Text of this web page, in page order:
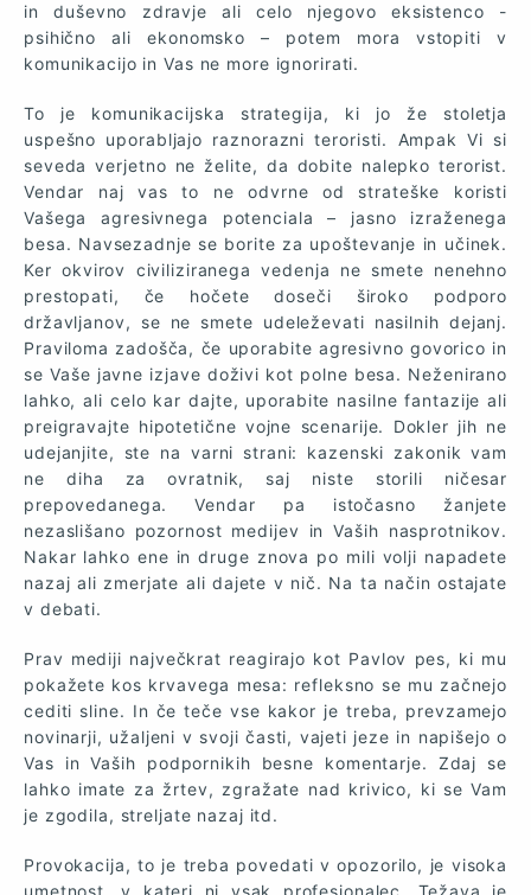
in duševno zdravje ali celo njegovo eksistenco -
psihično ali ekonomsko – potem mora vstopiti v
komunikacijo in Vas ne more ignorirati.
To je komunikacijska strategija, ki jo že stoletja
uspešno uporabljajo raznorazni teroristi. Ampak Vi si
seveda verjetno ne želite, da dobite nalepko terorist.
Vendar naj vas to ne odvrne od strateške koristi
Vašega agresivnega potenciala – jasno izraženega
besa. Navsezadnje se borite za upoštevanje in učinek.
Ker okvirov civiliziranega vedenja ne smete nenehno
prestopati, če hočete doseči široko podporo
državljanov, se ne smete udeleževati nasilnih dejanj.
Praviloma zadošča, če uporabite agresivno govorico in
se Vaše javne izjave doživi kot polne besa. Neženirano
lahko, ali celo kar dajte, uporabite nasilne fantazije ali
preigravajte hipotetične vojne scenarije. Dokler jih ne
udejanjite, ste na varni strani: kazenski zakonik vam
ne diha za ovratnik, saj niste storili ničesar
prepovedanega. Vendar pa istočasno žanjete
nezaslišano pozornost medijev in Vaših nasprotnikov.
Nakar lahko ene in druge znova po mili volji napadete
nazaj ali zmerjate ali dajete v nič. Na ta način ostajate
v debati.
Prav mediji največkrat reagirajo kot Pavlov pes, ki mu
pokažete kos krvavega mesa: refleksno se mu začnejo
cediti sline. In če teče vse kakor je treba, prevzamejo
novinarji, užaljeni v svoji časti, vajeti jeze in napišejo o
Vas in Vaših podpornikih besne komentarje. Zdaj se
lahko imate za žrtev, zgražate nad krivico, ki se Vam
je zgodila, streljate nazaj itd.
Provokacija, to je treba povedati v opozorilo, je visoka